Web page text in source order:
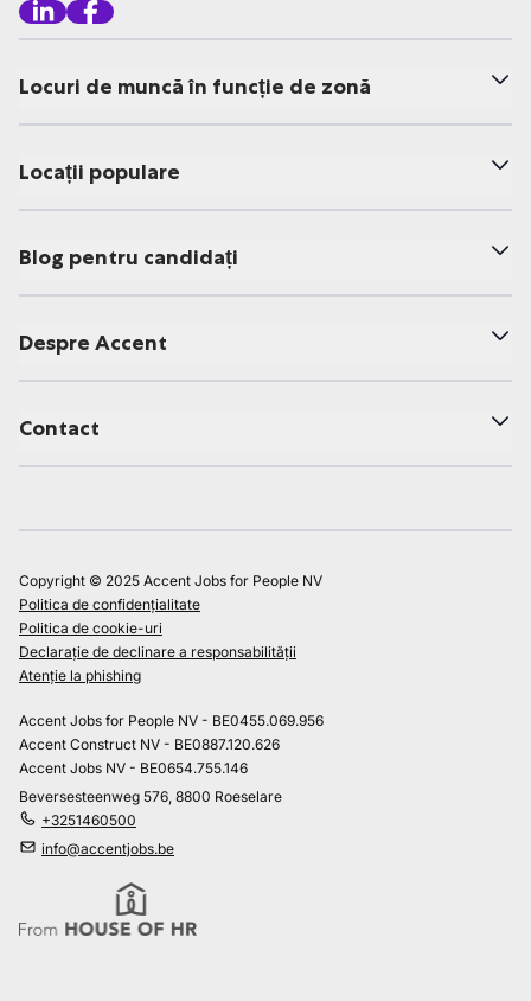
Locuri de muncă în funcție de zonă
Locații populare
Blog pentru candidați
Despre Accent
Contact
Copyright © 2025 Accent Jobs for People NV
Politica de confidențialitate
Politica de cookie-uri
Declarație de declinare a responsabilității
Atenție la phishing
Accent Jobs for People NV - BE0455.069.956
Accent Construct NV - BE0887.120.626
Accent Jobs NV - BE0654.755.146
Beversesteenweg 576, 8800 Roeselare
+3251460500
info@accentjobs.be